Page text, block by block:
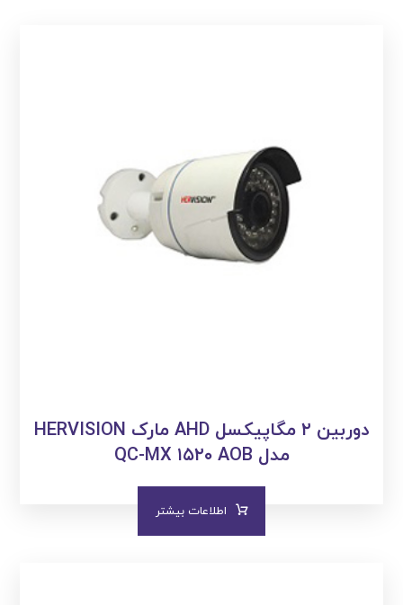
دوربین ۲ مگاپیکسل AHD مارک HERVISION
مدل QC-MX ۱۵۲۰ AOB
اطلاعات بیشتر